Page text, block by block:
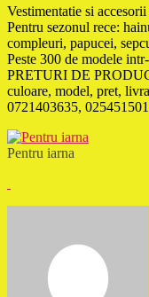
Vestimentatie si
Pentru sezonul rece:
compleuri, papucei,
Peste 300 de modele
PRETURI DE
culoare, model, pret,
0721403635,
Pentru iarna